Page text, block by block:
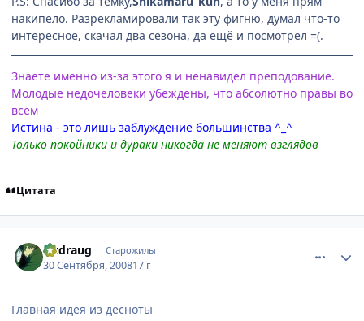
накипело. Разрекламировали так эту фигню, думал что-то
интересное, скачал два сезона, да ещё и посмотрел =(.
Знаете именно из-за этого я и ненавидел преподование.
Молодые недочеловеки убеждены, что абсолютно правы во
всём
Истина - это лишь заблуждение большинства ^_^
Только покойники и дураки никогда не меняют взглядов
Цитата
Dudraug Старожилы
30 Сентября, 200817 г
Главная идея из десноты